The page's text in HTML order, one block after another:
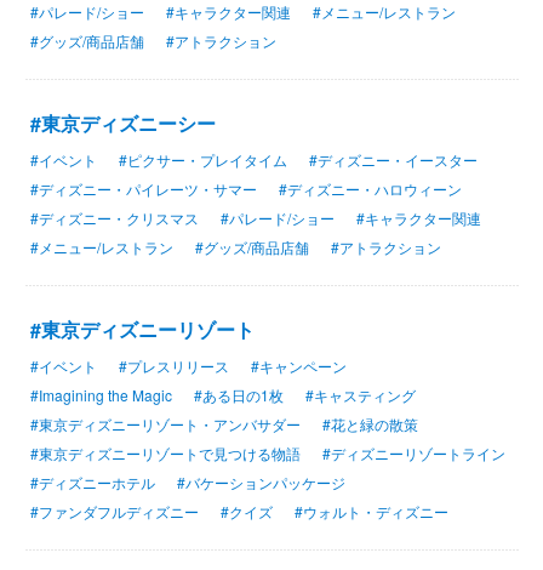
#パレード/ショー
#キャラクター関連
#メニュー/レストラン
#グッズ/商品店舗
#アトラクション
#東京ディズニーシー
#イベント #ピクサー・プレイタイム
#ディズニー・イースター
#ディズニー・パイレーツ・サマー
#ディズニー・ハロウィーン
#ディズニー・クリスマス
#パレード/ショー
#キャラクター関連
#メニュー/レストラン
#グッズ/商品店舗 #アトラクション
#東京ディズニーリゾート
#イベント #プレスリリース
#キャンペーン
#Imagining the Magic
#ある日の1枚
#キャスティング
#東京ディズニーリゾート・アンバサダー
#花と緑の散策
#東京ディズニーリゾートで見つける物語
#ディズニーリゾートライン
#ディズニーホテル
#バケーションパッケージ
#ファンダフルディズニー
#クイズ #ウォルト・ディズニー